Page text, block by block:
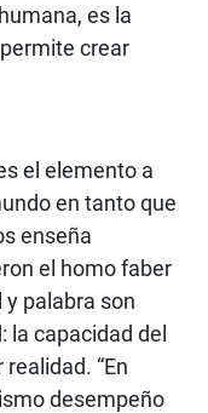
es la
crear
el elemento a
en tanto que
enseña
el homo faber
y palabra son
la capacidad del
“En
desempeño